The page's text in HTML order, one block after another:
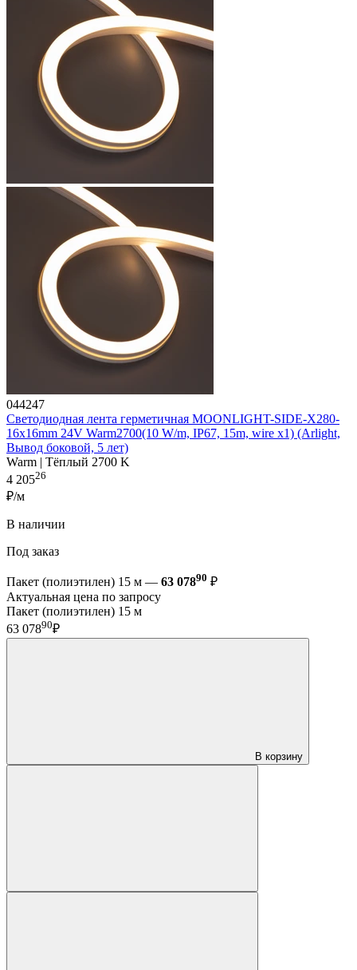
044247
Светодиодная лента герметичная MOONLIGHT-SIDE-X280-
16x16mm 24V Warm2700(10 W/m, IP67, 15m, wire x1) (Arlight,
Вывод боковой, 5 лет)
Warm | Тёплый 2700 K
4 20526
₽/м
В наличии
Под заказ
Пакет (полиэтилен) 15 м — 63 07890 ₽
Актуальная цена по запросу
Пакет (полиэтилен) 15 м
63 07890₽
В корзину